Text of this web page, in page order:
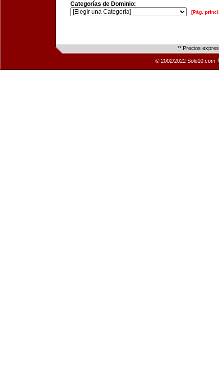
Categorías de Dominio:
[Pág.
** Precios
© 2002/2022 Solo10.com